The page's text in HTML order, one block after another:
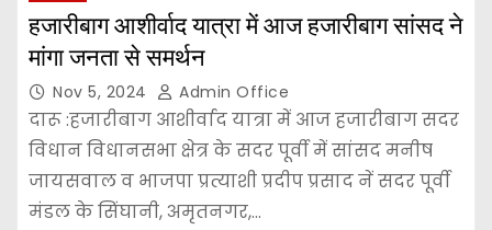
हजारीबाग आशीर्वाद यात्रा में आज हजारीबाग सांसद ने
मांगा जनता से समर्थन
Nov 5, 2024 Admin Office
दारू :हजारीबाग आशीर्वाद यात्रा में आज हजारीबाग सदर
विधान विधानसभा क्षेत्र के सदर पूर्वी में सांसद मनीष
जायसवाल व भाजपा प्रत्याशी प्रदीप प्रसाद नें सदर पूर्वी
मंडल के सिंघानी, अमृतनगर,…